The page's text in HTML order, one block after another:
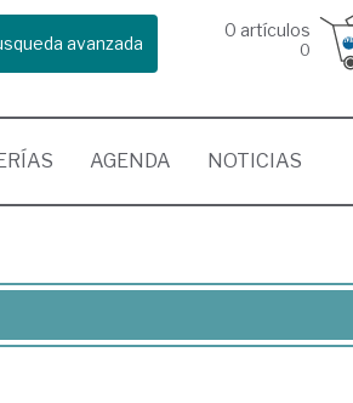
avanzada
0 artículos
0
AGENDA NOTICIAS